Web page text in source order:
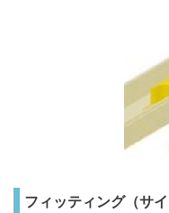
フィッティング（サイ